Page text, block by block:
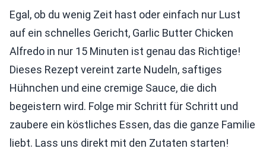
Egal, ob du wenig Zeit hast oder einfach nur Lust
auf ein schnelles Gericht, Garlic Butter Chicken
Alfredo in nur 15 Minuten ist genau das Richtige!
Dieses Rezept vereint zarte Nudeln, saftiges
Hühnchen und eine cremige Sauce, die dich
begeistern wird. Folge mir Schritt für Schritt und
zaubere ein köstliches Essen, das die ganze Familie
liebt. Lass uns direkt mit den Zutaten starten!